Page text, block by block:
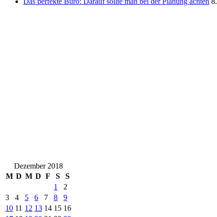
Dezember 2018
M D M D F S
S
1
2
3
4 5 6 7 8
9
10 11 12 13 14 15 16